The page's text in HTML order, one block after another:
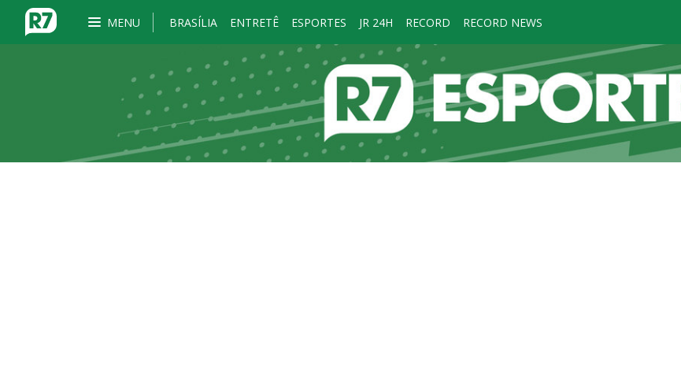
MENU BRASÍLIA ENTRETÊ ESPORTES JR 24H RECORD RECORD NEWS